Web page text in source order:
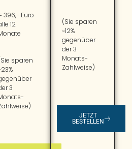
396,- Euro
12
sparen
3
(Sie sparen
~12%
gegenüber
der 3
Monats-
Zahlweise)
JETZT
BESTELLEN